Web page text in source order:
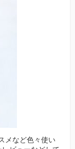
メなど色々使い